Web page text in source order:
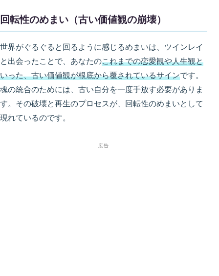
回転性のめまい（古い価値観の崩壊）
世界がぐるぐると回るように感じるめまいは、ツインレイ
と出会ったことで、あなたのこれまでの恋愛観や人生観と
いった、古い価値観が根底から覆されているサインです。
魂の統合のためには、古い自分を一度手放す必要がありま
す。その破壊と再生のプロセスが、回転性のめまいとして
現れているのです。
広告